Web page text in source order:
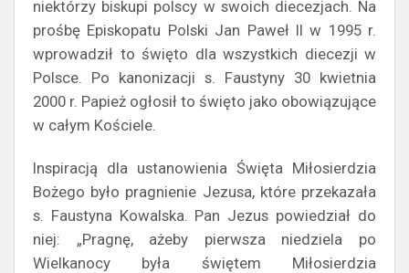
niektórzy biskupi polscy w swoich diecezjach. Na
prośbę Episkopatu Polski Jan Paweł II w 1995 r.
wprowadził to święto dla wszystkich diecezji w
Polsce. Po kanonizacji s. Faustyny 30 kwietnia
2000 r. Papież ogłosił to święto jako obowiązujące
w całym Kościele.
Inspiracją dla ustanowienia Święta Miłosierdzia
Bożego było pragnienie Jezusa, które przekazała
s. Faustyna Kowalska. Pan Jezus powiedział do
niej: „Pragnę, ażeby pierwsza niedziela po
Wielkanocy była świętem Miłosierdzia